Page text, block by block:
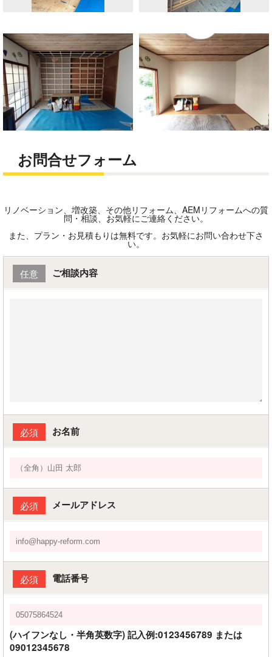
お問合せフォーム
リノベーション、増改築、その他リフォーム、AEMリフォームへの質
問・相談、お気軽にご連絡ください。
また、プラン・お見積もりは無料です。お気軽にお問い合わせ下さ
い。
任意 ご相談内容
必須 お名前
必須 メールアドレス
必須 電話番号
(ハイフンなし・半角英数字) 記入例:0123456789 または
09012345678